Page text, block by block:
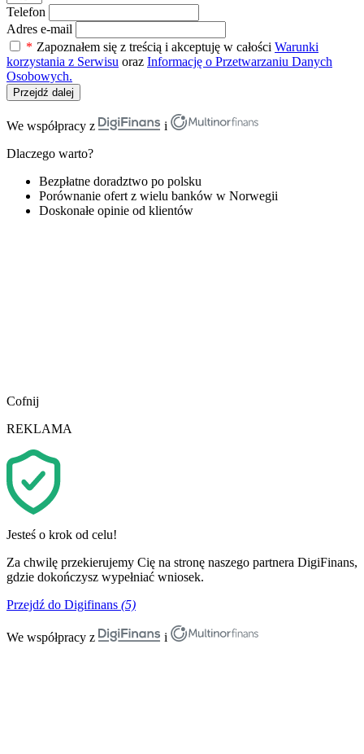
Telefon
Adres e-mail
* Zapoznałem się z treścią i akceptuję w całości Warunki
korzystania z Serwisu oraz Informację o Przetwarzaniu Danych
Osobowych.
Przejdź dalej
We współpracy z
i
Dlaczego warto?
Bezpłatne doradztwo po polsku
Porównanie ofert z wielu banków w Norwegii
Doskonałe opinie od klientów
Cofnij
REKLAMA
Jesteś o krok od celu!
Za chwilę przekierujemy Cię na stronę naszego partnera DigiFinans,
gdzie dokończysz wypełniać wniosek.
Przejdź do Digifinans (5)
We współpracy z i